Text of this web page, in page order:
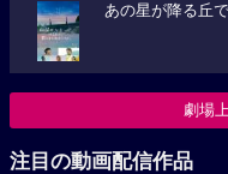
あの星が降る丘
劇場
注目の動画配信作品